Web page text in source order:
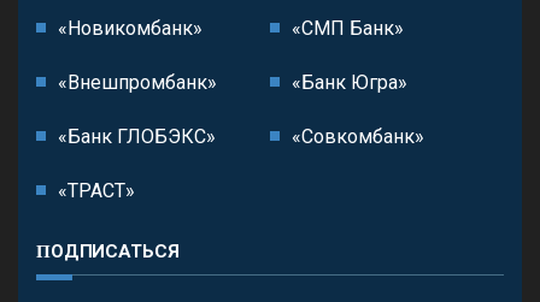
«Новикомбанк» «СМП Банк»
«Внешпромбанк» «Банк Югра»
«Банк ГЛОБЭКС» «Совкомбанк»
«ТРАСТ»
ПОДПИСАТЬСЯ